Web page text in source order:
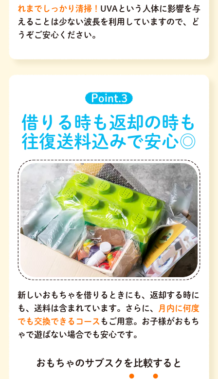
れまでしっかり清掃！ UVAという人体に影響を与
えることは少ない波長を利用していますので、ど
うぞご安心ください。
Point.3
借りる時も返却の時も
往復送料込みで安心◎
新しいおもちゃを借りるときにも、返却する時に
も、送料は含まれています。さらに、
月内に何度
でも交換できるコース もご用意。お子様がおもち
ゃで遊ばない場合でも安心です。
おもちゃのサブスクを比較すると